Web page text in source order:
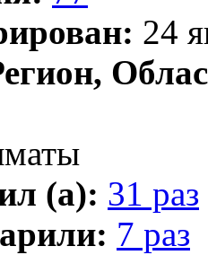
24
(а): 31 раз
7 раз